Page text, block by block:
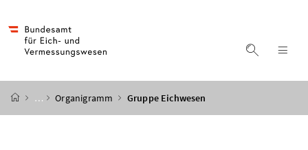
Suche
Startseite
… Organigramm Gruppe Eichwesen